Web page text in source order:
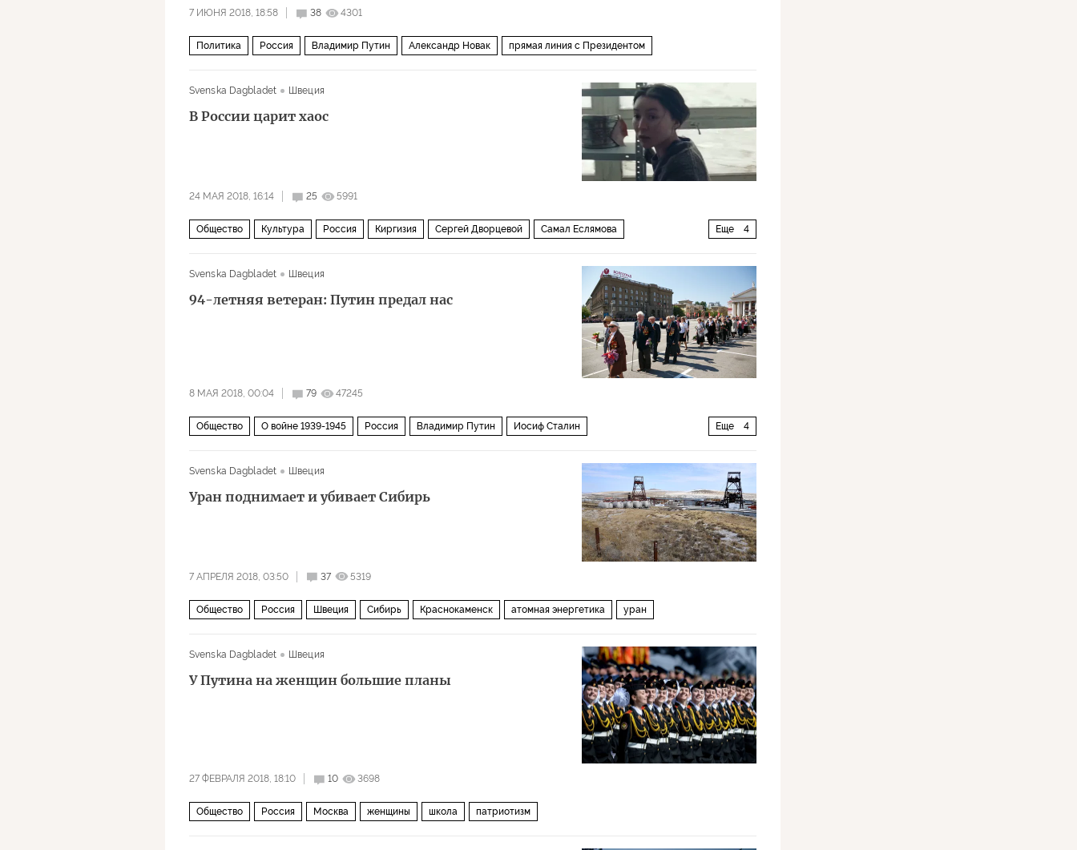
7 ИЮНЯ 2018, 18:58 38 4301
Политика Россия Владимир Путин Александр Новак прямая линия с Президентом
Svenska Dagbladet Швеция
В России царит хаос
24 МАЯ 2018, 16:14 25 5991
Еще 4
Общество Культура Россия Киргизия Сергей Дворцевой Самал Еслямова
Svenska Dagbladet
Швеция
94-летняя ветеран: Путин предал нас
8 МАЯ 2018, 00:04 79 47245
Еще 4
Общество О войне 1939-1945 Россия Владимир Путин Иосиф Сталин
Svenska Dagbladet
Швеция
Уран поднимает и убивает Сибирь
7 АПРЕЛЯ 2018, 03:50 37 5319
Общество Россия Швеция Сибирь Краснокаменск атомная энергетика уран
Svenska Dagbladet Швеция
У Путина на женщин большие планы
27 ФЕВРАЛЯ 2018, 18:10 10 3698
Общество Россия Москва женщины школа патриотизм